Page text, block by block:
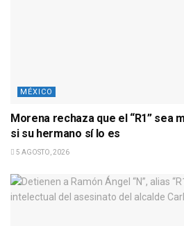
MÉXICO
Morena rechaza que el “R1” sea
si su hermano sí lo es
5 AGOSTO, 2026